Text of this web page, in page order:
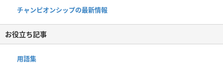
チャンピオンシップの最新情報
お役立ち記事
用語集